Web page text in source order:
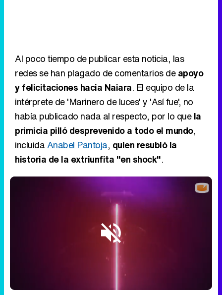
Al poco tiempo de publicar esta noticia, las
redes se han plagado de comentarios deapoyo
y felicitaciones hacia Naiara. El equipo de la
intérprete de 'Marinero de luces' y 'Así fue', no
había publicado nada al respecto, por lo quela
primicia pilló desprevenido a todo el mundo,
incluidaAnabel Pantoja, quien resubió la
historia de la extriunfita "en shock".